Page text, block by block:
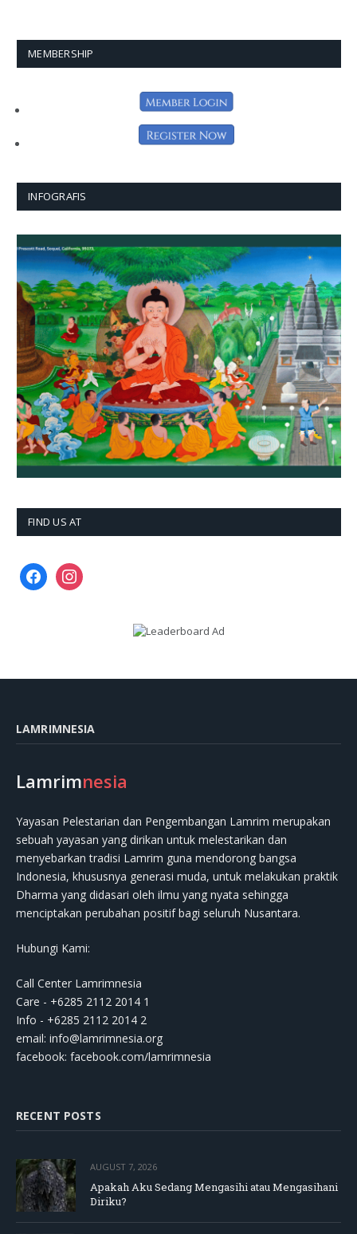
MEMBERSHIP
INFOGRAFIS
FIND US AT
facebookinstagram
LAMRIMNESIA
Lamrimnesia
Yayasan Pelestarian dan Pengembangan Lamrim merupakan
sebuah yayasan yang dirikan untuk melestarikan dan
menyebarkan tradisi Lamrim guna mendorong bangsa
Indonesia, khususnya generasi muda, untuk melakukan praktik
Dharma yang didasari oleh ilmu yang nyata sehingga
menciptakan perubahan positif bagi seluruh Nusantara.
Hubungi Kami:
Call Center Lamrimnesia
Care - +6285 2112 2014 1
Info - +6285 2112 2014 2
email: info@lamrimnesia.org
facebook: facebook.com/lamrimnesia
RECENT POSTS
AUGUST 7, 2026
Apakah Aku Sedang Mengasihi atau Mengasihani
Diriku?